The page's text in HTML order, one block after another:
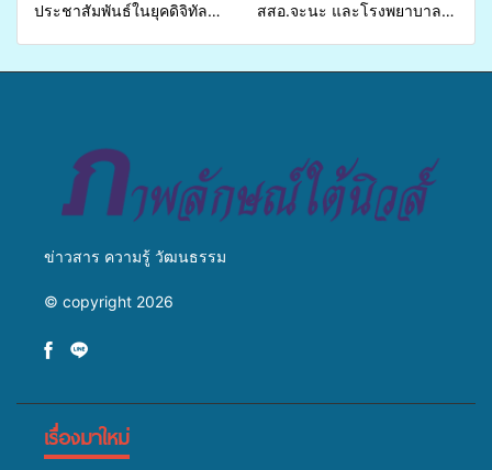
ประชาสัมพันธ์ในยุคดิจิทัล
สสอ.จะนะ และโรงพยาบาล
ข่าวสาร ความรู้ วัฒนธรรม
© copyright 2026
เรื่องมาใหม่